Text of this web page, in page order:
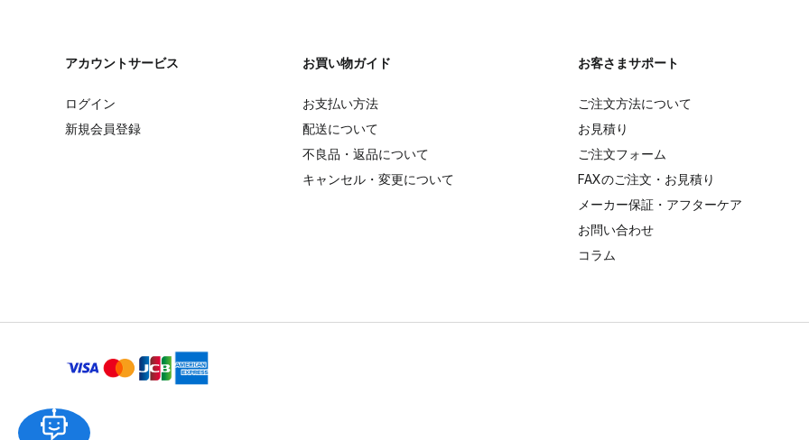
アカウントサービス
ログイン
新規会員登録
お買い物ガイド
お支払い方法
配送について
不良品・返品について
キャンセル・変更について
お客さまサポート
ご注文方法について
お見積り
ご注文フォーム
FAXのご注文・お見積り
メーカー保証・アフターケア
お問い合わせ
コラム